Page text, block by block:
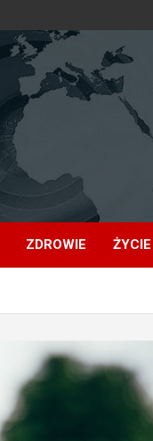
ZDROWIE ŻYCIE